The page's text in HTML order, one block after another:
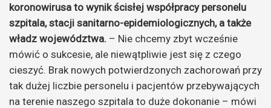
koronowirusa to wynik ścisłej współpracy personelu
szpitala, stacji sanitarno-epidemiologicznych, a także
władz województwa. – Nie chcemy zbyt wcześnie
mówić o sukcesie, ale niewątpliwie jest się z czego
cieszyć. Brak nowych potwierdzonych zachorowań przy
tak dużej liczbie personelu i pacjentów przebywających
na terenie naszego szpitala to duże dokonanie – mówi